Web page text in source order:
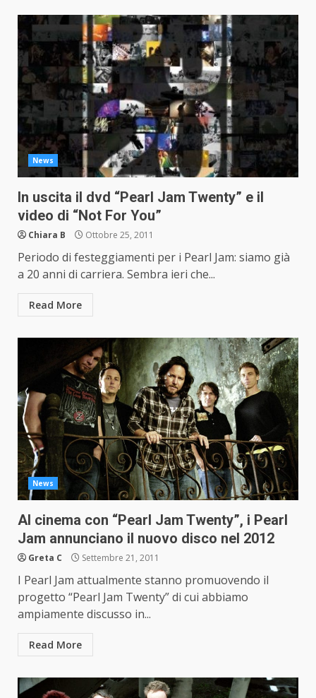
News
In uscita il dvd “Pearl Jam Twenty” e il
video di “Not For You”
Chiara B Ottobre 25, 2011
Periodo di festeggiamenti per i Pearl Jam: siamo già
a 20 anni di carriera. Sembra ieri che...
Read More
News
Al cinema con “Pearl Jam Twenty”, i Pearl
Jam annunciano il nuovo disco nel 2012
Greta C Settembre 21, 2011
I Pearl Jam attualmente stanno promuovendo il
progetto “Pearl Jam Twenty” di cui abbiamo
ampiamente discusso in...
Read More